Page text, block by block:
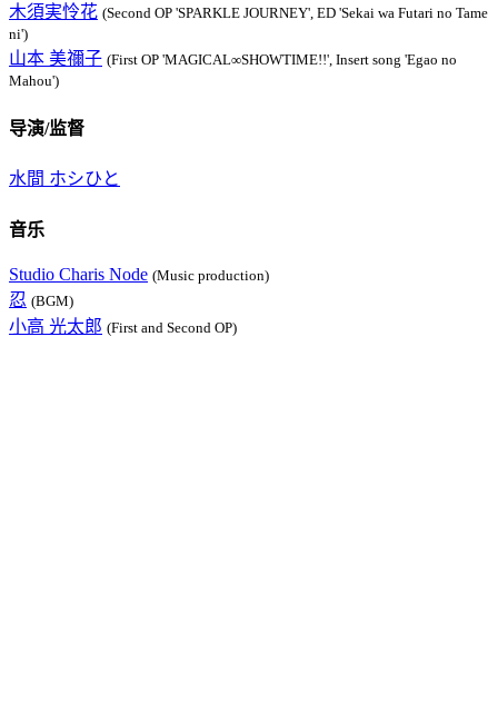
木須実怜花 (Second OP 'SPARKLE JOURNEY', ED 'Sekai wa Futari no Tame
ni')
山本 美禰子 (First OP 'MAGICAL∞SHOWTIME!!', Insert song 'Egao no
Mahou')
导演/监督
水間 ホシひと
音乐
Studio Charis Node (Music production)
忍 (BGM)
小高 光太郎 (First and Second OP)